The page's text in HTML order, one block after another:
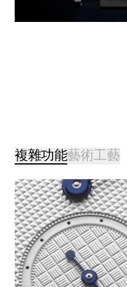
複雜功能藝術工藝